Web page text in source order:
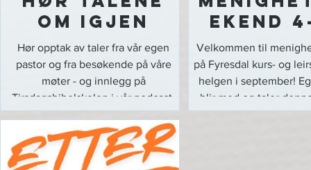
om igjen
Hør opptak av taler fra vår egen
pastor og fra besøkende på våre
møter - og innlegg på
Tirsdagsbibelskolen i vår podcast-
tjeneste! Taler: https://www.betania-
stathelle.no/taler
Tirsdagsbibelskolen:
https://www.betania-
ekend
Velkommen til
på Fyresdal kurs- og
helgen i september!
blir med og taler
Bli med og lag en fin